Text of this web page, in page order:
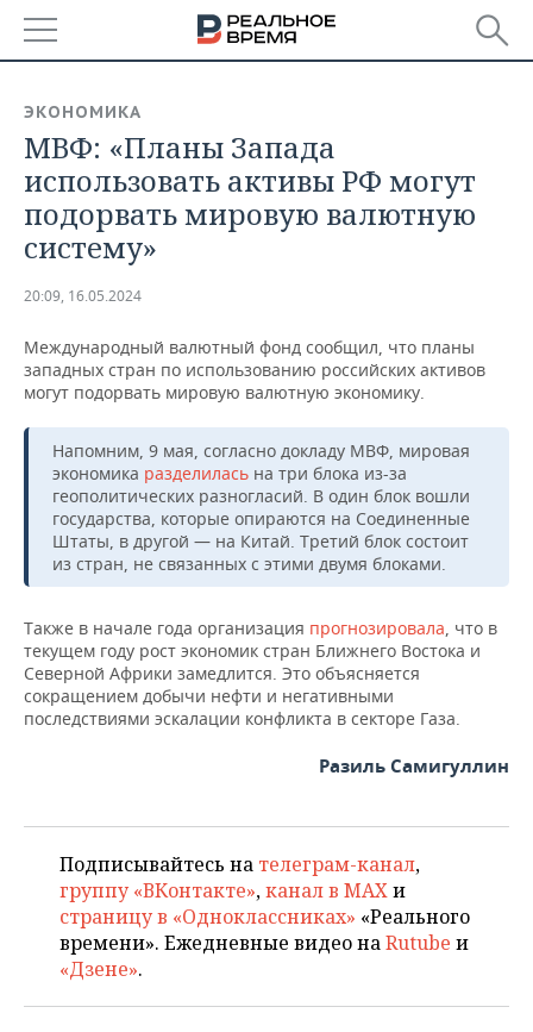
БАШКОРТОСТАН
ТАТАРСТАН
УДМУРТИЯ
НОВОСТИ
АНАЛИТИКА
НОВОСТИ АНАЛИТИКИ
ДЕКЛАРАЦИИ О ДОХОДАХ
КОРОЛИ ГОСЗАКАЗА ПФО
КОМУ ПРИНАДЛЕЖАТ
ТОРГОВЫЕ ЦЕНТРЫ
ТАТАРСТАНА
ЭКОНОМИКА
НОВОСТИ ЭКОНОМИКИ
ФИНАНСЫ
БЮДЖЕТ
ИНВЕСТИЦИИ
ПРОМЫШЛЕННОСТЬ
НОВОСТИ
ПРОМЫШЛЕННОСТИ
АГРОПРОМ
МАШИНОСТРОЕНИЕ
НЕФТЕХИМИЯ
ОПК
ЭНЕРГЕТИКА
НЕДВИЖИМОСТЬ
НОВОСТИ АВТО
БИЗНЕС
НОВОСТИ БИЗНЕСА
РОЗНИЧНАЯ ТОРГОВЛЯ
ТРАНСПОРТ
УСЛУГИ
ТЕХНОЛОГИИ
НОВОСТИ ТЕХНОЛОГИЙ
IT
МЕДИА
МЕРОПРИЯТИЯ
НОВОСТИ МЕРОПРИЯТИЙ
ВЫЕЗДНАЯ РЕДАКЦИЯ
ОТКРЫТАЯ ЛЕКЦИЯ
СПОРТ
НОВОСТИ СПОРТА
БАСКЕТБОЛ
ВОЛЕЙБОЛ
КИБЕРСПОРТ
ОБЩЕСТВО
ИНФРАСТРУКТУРА
ИСТОРИЯ
КУЛЬТУРА
СПРАВОЧНИК
СПИСОК ПЕРСОН
СПИСОК КОМПАНИЙ
ПОЛНАЯ ВЕРСИЯ
ЭКОНОМИКА
МВФ: «Планы Запада
использовать активы РФ могут
подорвать мировую валютную
систему»
20:09, 16.05.2024
Международный валютный фонд сообщил, что планы
западных стран по использованию российских активов
могут подорвать мировую валютную экономику.
Напомним, 9 мая, согласно докладу МВФ, мировая
экономика разделилась на три блока из-за
геополитических разногласий. В один блок вошли
государства, которые опираются на Соединенные
Штаты, в другой — на Китай. Третий блок состоит
из стран, не связанных с этими двумя блоками.
Также в начале года организация прогнозировала, что в
текущем году рост экономик стран Ближнего Востока и
Северной Африки замедлится. Это объясняется
сокращением добычи нефти и негативными
последствиями эскалации конфликта в секторе Газа.
Разиль Самигуллин
Подписывайтесь на телеграм-канал,
группу «ВКонтакте»,канал в MAXи
страницу в «Одноклассниках» «Реального
времени». Ежедневные видео наRutube и
«Дзене».